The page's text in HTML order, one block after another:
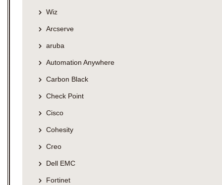
Wiz
Arcserve
aruba
Automation Anywhere
Carbon Black
Check Point
Cisco
Cohesity
Creo
Dell EMC
Fortinet